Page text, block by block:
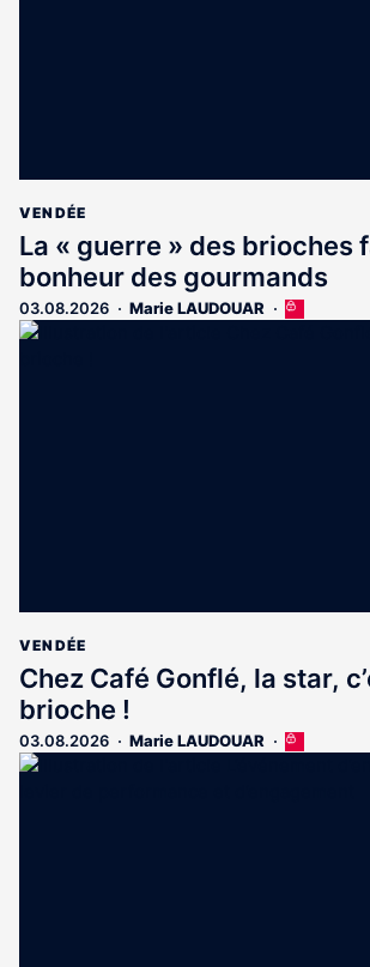
VENDÉE
La « guerre » des brioches
bonheur des gourmands
03.08.2026 Marie LAUDOUAR
Cet
VENDÉE
Chez Café Gonflé, la star,
brioche !
03.08.2026 Marie LAUDOUAR
Cet